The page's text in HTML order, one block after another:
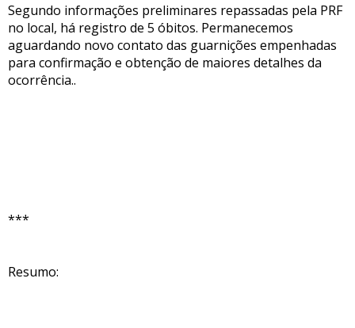
Segundo informações preliminares repassadas pela PRF
no local, há registro de 5 óbitos. Permanecemos
aguardando novo contato das guarnições empenhadas
para confirmação e obtenção de maiores detalhes da
ocorrência..
***
Resumo: